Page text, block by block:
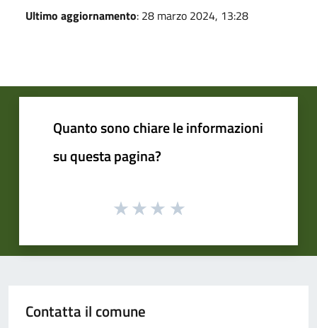
Ultimo aggiornamento: 28 marzo 2024, 13:28
Quanto sono chiare le informazioni
su questa pagina?
Contatta il comune